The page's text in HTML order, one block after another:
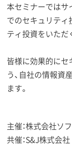
本セミナーではサ
でのセキュリティ
ティ投資をいただ
皆様に効果的に
う、自社の情報資
ます。
主催：株式会社ソ
共催：S&J株式会社